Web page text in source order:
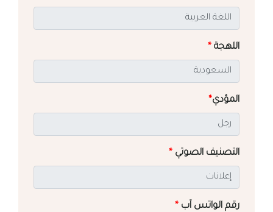
اللهجة *
المؤدي*
التصنيف الصوتي *
رقم الواتس آب *